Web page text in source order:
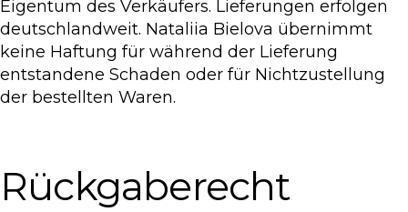
Eigentum des Verkäufers. Lieferungen erfolgen
deutschlandweit. Nataliia Bielova übernimmt
keine Haftung für während der Lieferung
entstandene Schaden oder für Nichtzustellung
der bestellten Waren.
Rückgaberecht